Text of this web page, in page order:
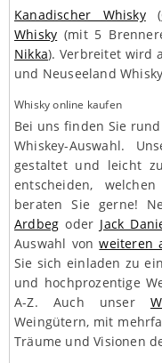
Kanadischer Whisky(
Whisky (mit 5
Nikka). Verbreitet wird
und Neuseeland
Whisky online kaufen
Bei uns finden Sie
Whiskey-Auswahl.
gestaltet und leicht
entscheiden,
beraten Sie gerne!
Ardbeg oder Jack
Auswahl vonweiteren
Sie sich einladen zu
und hochprozentige
A-Z. Auch unser
Weingütern, mit
Träume und Visionen